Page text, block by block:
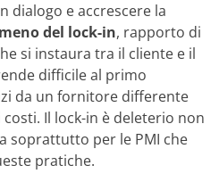
dialogo e accrescere la
del lock-in, rapporto di
si instaura tra il cliente e il
difficile al primo
da un fornitore differente
Il lock-in è deleterio non
soprattutto per le PMI che
pratiche.